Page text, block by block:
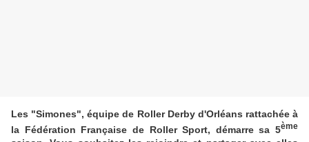
Les "Simones", équipe de Roller Derby d'Orléans rattachée à
la Fédération Française de Roller Sport, démarre sa 5ème